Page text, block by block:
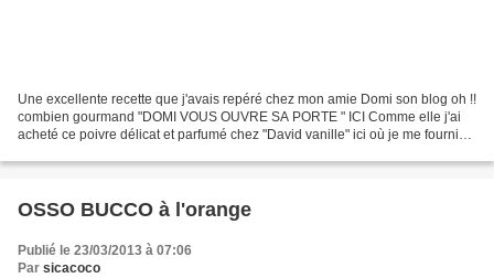
Une excellente recette que j'avais repéré chez mon amie Domi son blog oh !!
combien gourmand "DOMI VOUS OUVRE SA PORTE " ICI Comme elle j'ai
acheté ce poivre délicat et parfumé chez "David vanille" ici où je me fourni
OSSO BUCCO à l'orange
Publié le 23/03/2013 à 07:06
Par sicacoco